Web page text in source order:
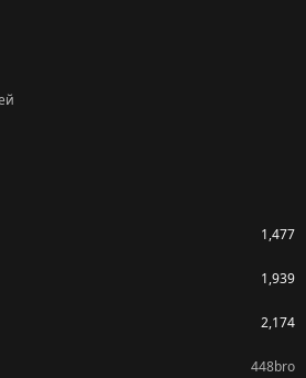
1,477
1,939
2,174
448bro